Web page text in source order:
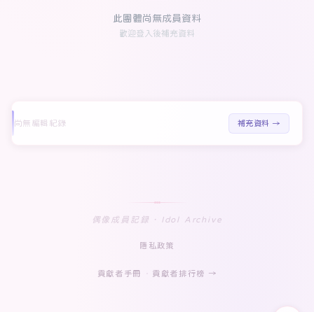
此團體尚無成員資料
歡迎登入後補充資料
尚無編輯紀錄 補充資料 →
偶像成員記録 · Idol Archive
隱私政策
貢獻者手冊 貢獻者排行榜 →